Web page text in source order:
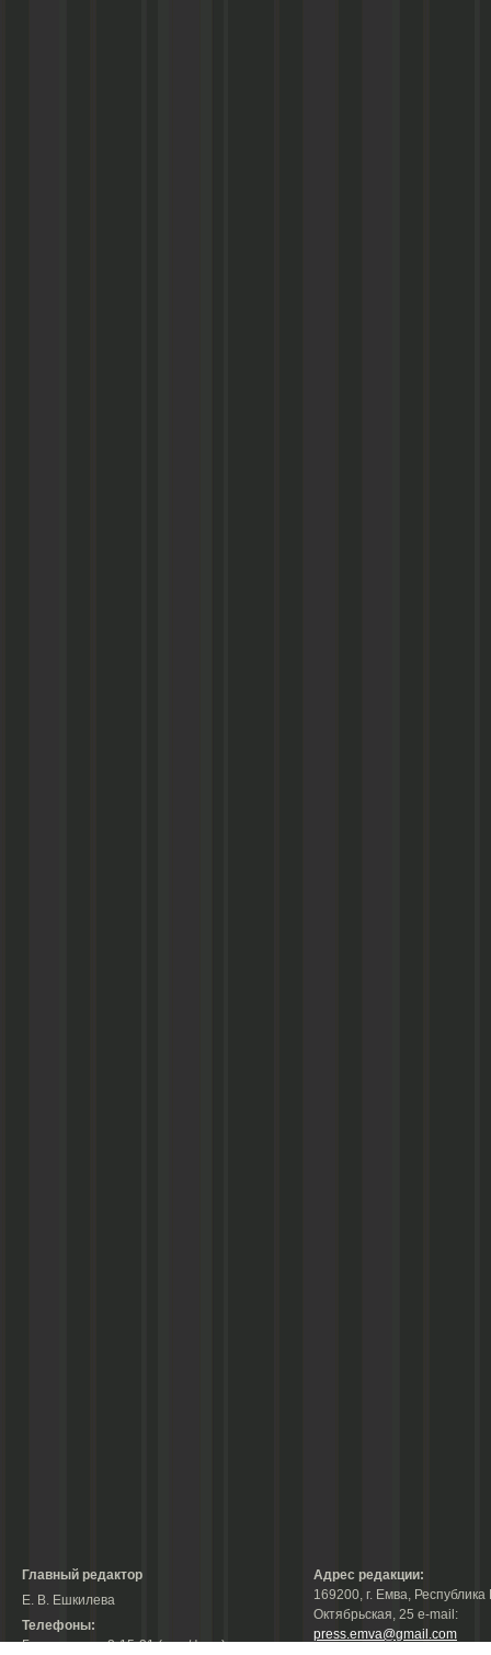
Главный редактор
Е. В. Ешкилева
Телефоны:
Гл. редактор: 2-15-31 (тел./факс);
Адрес редакции:
169200, г. Емва, Республика
Октябрьская, 25 е-mail:
press.emva@gmail.com